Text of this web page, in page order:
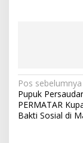
N
a
v
Pos sebelumnya
Pupuk
PERMATAR
Bakti Sosial di